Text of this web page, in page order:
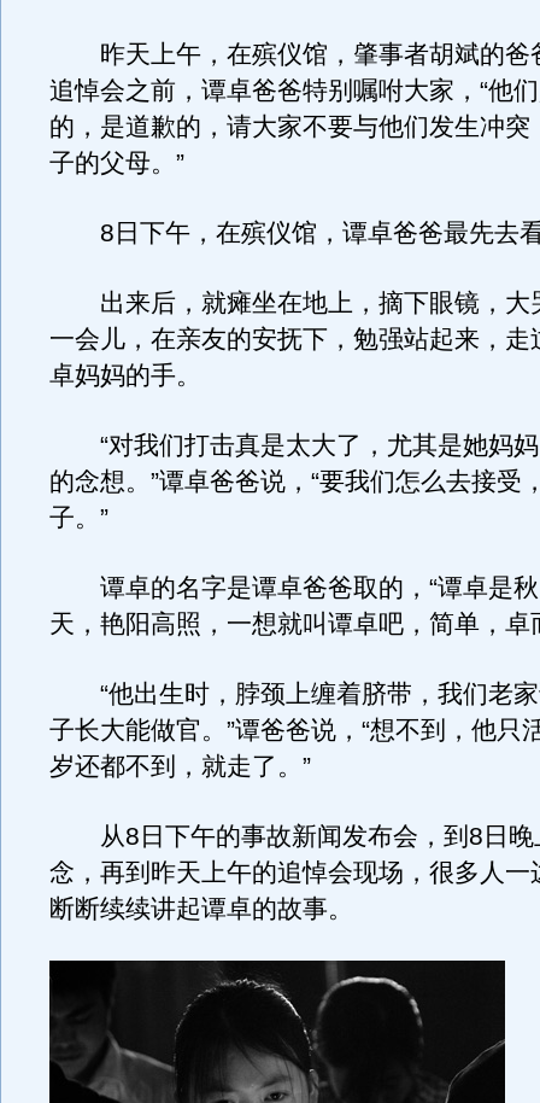
昨天上午，在殡仪馆，肇事者胡斌的爸
追悼会之前，谭卓爸爸特别嘱咐大家，“他
的，是道歉的，请大家不要与他们发生冲突
子的父母。”
8日下午，在殡仪馆，谭卓爸爸最先去
出来后，就瘫坐在地上，摘下眼镜，大
一会儿，在亲友的安抚下，勉强站起来，走
卓妈妈的手。
“对我们打击真是太大了，尤其是她妈妈
的念想。”谭卓爸爸说，“要我们怎么去接受
子。”
谭卓的名字是谭卓爸爸取的，“谭卓是秋
天，艳阳高照，一想就叫谭卓吧，简单，卓
“他出生时，脖颈上缠着脐带，我们老家
子长大能做官。”谭爸爸说，“想不到，他只
岁还都不到，就走了。”
从8日下午的事故新闻发布会，到8日晚
念，再到昨天上午的追悼会现场，很多人一
断断续续讲起谭卓的故事。